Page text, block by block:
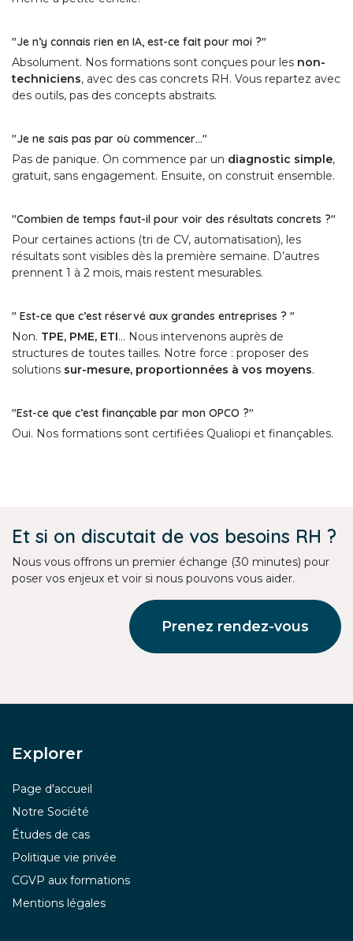
"Je n’y connais rien en IA, est-ce fait pour moi ?"
Absolument. Nos formations sont conçues pour les non-
techniciens, avec des cas concrets RH. Vous repartez avec
des outils, pas des concepts abstraits.
"Je ne sais pas par où commencer…"
Pas de panique. On commence par un diagnostic simple,
gratuit, sans engagement. Ensuite, on construit ensemble.
"Combien de temps faut-il pour voir des résultats concrets ?"
Pour certaines actions (tri de CV, automatisation), les
résultats sont visibles dès la première semaine. D’autres
prennent 1 à 2 mois, mais restent mesurables.
" Est-ce que c’est réservé aux grandes entreprises ? "
Non. TPE, PME, ETI… Nous intervenons auprès de
structures de toutes tailles. Notre force : proposer des
solutions sur-mesure, proportionnées à vos moyens.
"Est-ce que c’est finançable par mon OPCO ?"
Oui. Nos formations sont certifiées Qualiopi et finançables.
Et si on discutait de vos besoins RH ?
Nous vous offrons un premier échange (30 minutes) pour
poser vos enjeux et voir si nous pouvons vous aider.
Prenez rendez-vous
Explor​er
Page d'accueil
Notre Société
Études de cas
Politique vie privée
CGVP aux formations
Mentions légales